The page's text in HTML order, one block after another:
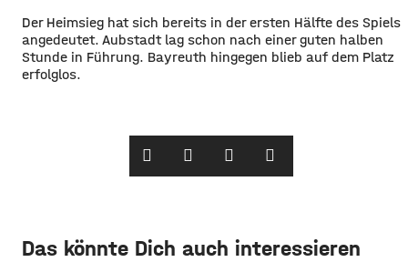
Der Heimsieg hat sich bereits in der ersten Hälfte des Spiels
angedeutet. Aubstadt lag schon nach einer guten halben
Stunde in Führung. Bayreuth hingegen blieb auf dem Platz
erfolglos.
Das könnte Dich auch interessieren